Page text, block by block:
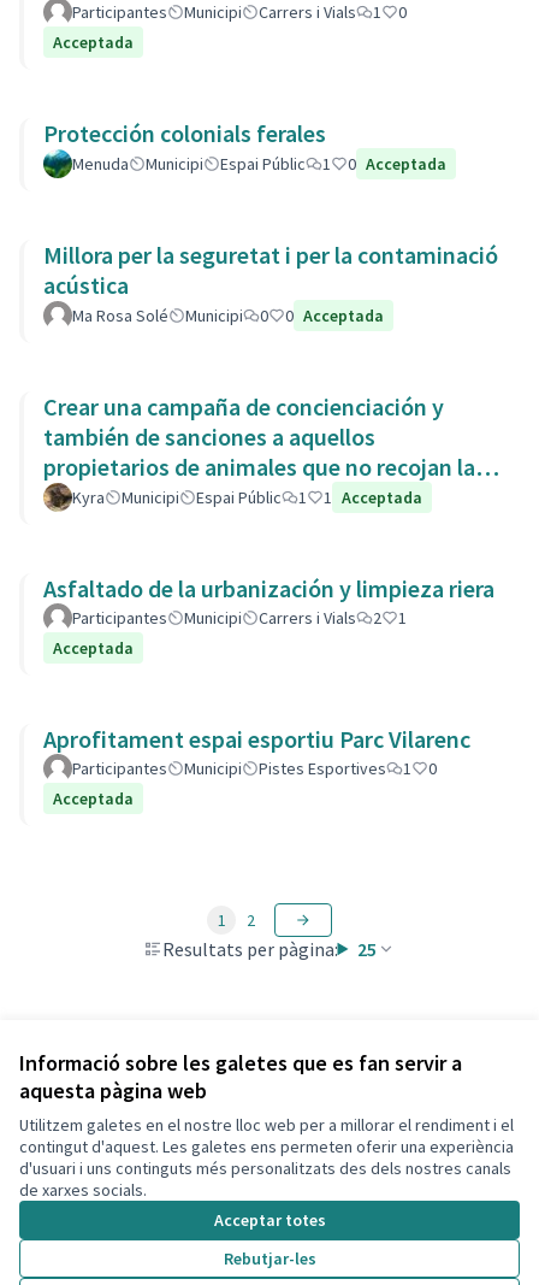
Informació sobre les galetes que es fan servir a
aquesta pàgina web
Utilitzem galetes en el nostre lloc web per a millorar el rendiment i el
contingut d'aquest. Les galetes ens permeten oferir una experiència
d'usuari i uns continguts més personalitzats des dels nostres canals
de xarxes socials.
Acceptar totes
Rebutjar-les
Participantes Municipi Carrers i Vials 1
0
Acceptada
Protección colonials ferales
Menuda Municipi Espai Públic 1 0 Acceptada
Millora per la seguretat i per la contaminació
acústica
Ma Rosa Solé Municipi 0 0 Acceptada
Crear una campaña de concienciación y
también de sanciones a aquellos
propietarios de animales que no recojan las
heces de las aceras. Es responsabili
Kyra Municipi Espai Públic 1 1 Acceptada
Asfaltado de la urbanización y limpieza riera
Participantes Municipi Carrers i Vials 2
1
Acceptada
Aprofitament espai esportiu Parc Vilarenc
Participantes Municipi Pistes Esportives 1
0
Acceptada
Resultats per pàgina: 25
1 2
Veure totes les propostes retirades
Termes i condicions d'ús
Configuració de les galetes
Decidim Calafell a X
(Enllaç extern)
Decidim Calafell a Facebook
Decidim Calafell a YouTube
Decidim Calafell a GitHub
(Enllaç extern)